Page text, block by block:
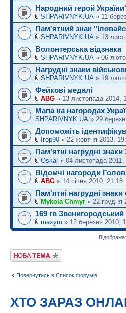
Народний герой
SHPARIVNYK.UA » 11
Пам'ятний знак
SHPARIVNYK.UA » 13
Волонтерська відзнака
SHPARIVNYK.UA » 06
Нагрудні знаки
SHPARIVNYK.UA » 19
Фейкові медалі
ABG » 13 листопада 2014,
Мапа на нагородах
SHPARIVNYK.UA » 29
Допоможіть
Ігор90 » 22 жовтня 2013,
Пам’ятні нагрудні
Oskar » 04 листопада 2011,
Відомчі нагороди
ABG » 14 січня 2010, 21:18
Пам'ятні нагрудні
Mykola Chmyr » 22 грудня
169 гв
maxym » 12 березня 2010,
Створити нову тему
Повернутись в Список форумів
ХТО ЗАРАЗ